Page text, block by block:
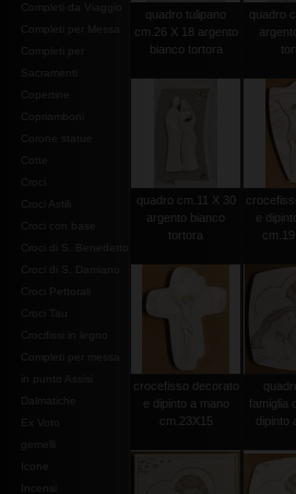
Completi da Viaggio
Completi per Messa
Completi per
Sacramenti
Copertine
Copriamboni
Corone statue
Cotte
Croci
Croci Astili
Croci con base
Croci di S. Benedetto
Croci di S. Damiano
Croci Pettorali
Croci Tau
Crocifissi in legno
Completi per messa
in punto Assisi
Dalmatiche
Ex Voto
gemelli
quadro tulipano
cm.26 X 18 argento
bianco tortora
quadro
quadro cm.11 X 30
argento bianco
tortora
e
crocefisso decorato
e dipinto a mano
cm.23X15
famiglia
dipinto